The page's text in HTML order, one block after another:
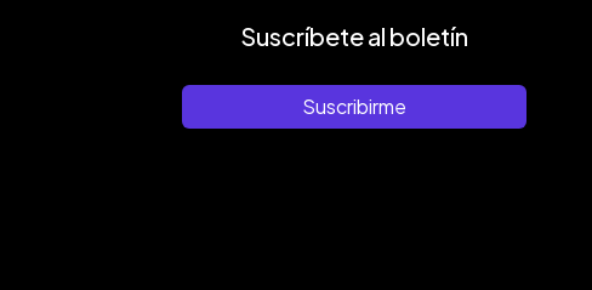
Suscríbete al boletín
Suscribirme